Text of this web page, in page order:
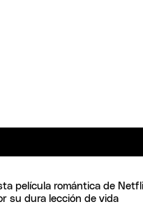
película romántica de
su dura lección de vida